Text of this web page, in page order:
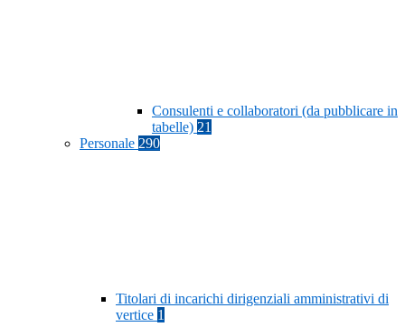
Consulenti e collaboratori (da pubblicare in
tabelle) 21
Personale 290
Titolari di incarichi dirigenziali amministrativi di
vertice 1